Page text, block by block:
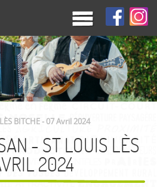
BITCHE - 07 Avril 2024
- ST LOUIS LÈS
2024